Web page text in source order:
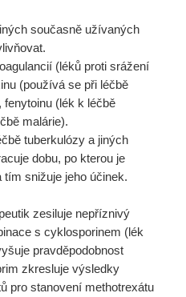
současně užívaných
(léků proti srážení
(používá se při léčbě
(lék k léčbě
malárie).
tuberkulózy a jiných
dobu, po kterou je
snižuje jeho účinek.
zesiluje nepříznivý
s cyklosporinem (lék
pravděpodobnost
zkresluje výsledky
pro stanovení methotrexátu